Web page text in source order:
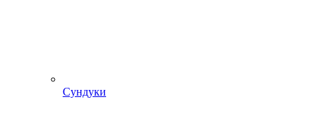
Сундуки